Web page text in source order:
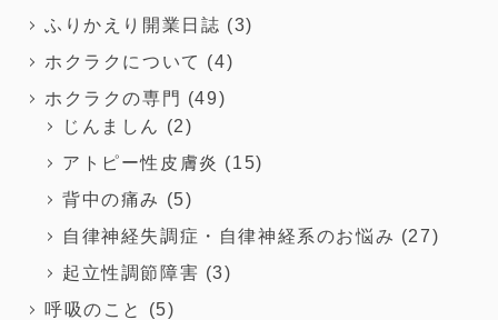
ふりかえり開業日誌 (3)
ホクラクについて (4)
ホクラクの専門 (49)
じんましん (2)
アトピー性皮膚炎 (15)
背中の痛み (5)
自律神経失調症・自律神経系のお悩み (27)
起立性調節障害 (3)
呼吸のこと
(5)